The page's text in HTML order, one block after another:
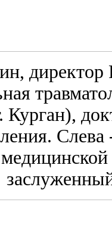
директор
Курган),